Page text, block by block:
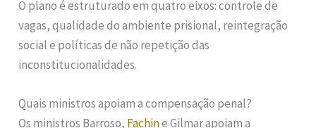
O plano é estruturado em quatro eixos: controle de
vagas, qualidade do ambiente prisional, reintegração
social e políticas de não repetição das
inconstitucionalidades.
Quais ministros apoiam a compensação penal?
Os ministros Barroso, Fachine Gilmar apoiam a